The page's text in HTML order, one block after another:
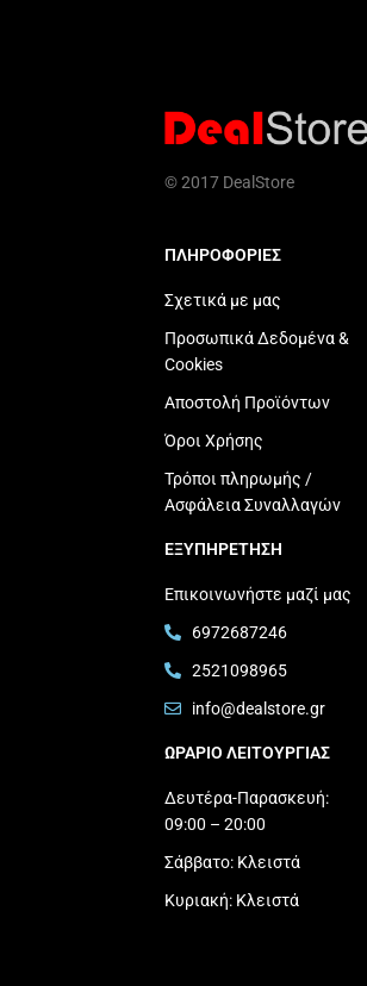
© 2017 DealStore
ΠΛΗΡΟΦΟΡΙΕΣ
Σχετικά με μας
Προσωπικά Δεδομένα &
Cookies
Αποστολή Προϊόντων
Όροι Χρήσης
Τρόποι πληρωμής /
Ασφάλεια Συναλλαγών
ΕΞΥΠΗΡΕΤΗΣΗ
Επικοινωνήστε μαζί μας
6972687246
2521098965
info@dealstore.gr
ΩΡΑΡΙΟ ΛΕΙΤΟΥΡΓΙΑΣ​
Δευτέρα-Παρασκευή:
09:00 – 20:00
Σάββατο: Κλειστά
Κυριακή: Κλειστά